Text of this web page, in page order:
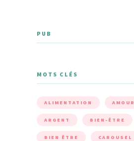
PUB
MOTS CLÉS
ALIMENTATION AMOUR
ARGENT BIEN-ÊTRE
BIEN ÊTRE CAROUSEL